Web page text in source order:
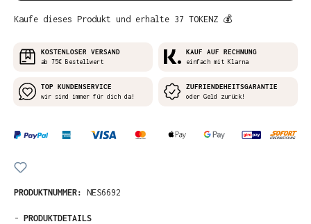
Kaufe dieses Produkt und erhalte 37 TOKENZ 💰
KOSTENLOSER VERSAND
ab 75€ Bestellwert
KAUF AUF RECHNUNG
einfach mit Klarna
TOP KUNDENSERVICE
wir sind immer für dich da!
ZUFRIENDEHEITSGARANTIE
oder Geld zurück!
PRODUKTNUMMER: NES6692
- PRODUKTDETAILS